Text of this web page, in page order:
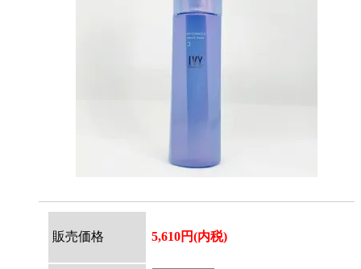
販売価格 5,610円(内税)